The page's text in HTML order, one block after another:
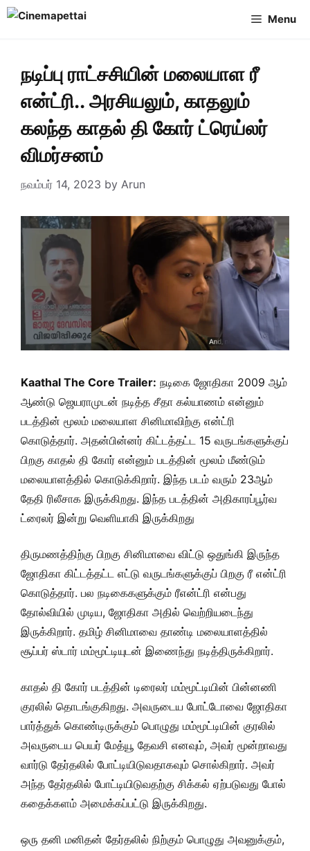
Skip
Menu
நடிப்பு ராட்சசியின் மலையாள ரீ
என்ட்ரி.. அரசியலும், காதலும்
கலந்த காதல் தி கோர் ட்ரெய்லர்
விமர்சனம்
நவம்பர் 14, 2023 by Arun
Kaathal The Core Trailer: நடிகை ஜோதிகா 2009 ஆம்
ஆண்டு ஜெயராமுடன் நடித்த சீதா கல்யாணம் என்னும்
படத்தின் மூலம் மலையாள சினிமாவிற்கு என்ட்ரி
கொடுத்தார். அதன்பின்னர் கிட்டத்தட்ட 15 வருடங்களுக்குப்
பிறகு காதல் தி கோர் என்னும் படத்தின் மூலம் மீண்டும்
மலையாளத்தில் கொடுக்கிறார். இந்த படம் வரும் 23ஆம்
தேதி ரிலீசாக இருக்கிறது. இந்த படத்தின் அதிகாரப்பூர்வ
ட்ரைலர் இன்று வெளியாகி இருக்கிறது
திருமணத்திற்கு பிறகு சினிமாவை விட்டு ஒதுங்கி இருந்த
ஜோதிகா கிட்டத்தட்ட எட்டு வருடங்களுக்குப் பிறகு ரீ என்ட்ரி
கொடுத்தார். பல நடிகைகளுக்கும் ரீஎன்ட்ரி என்பது
தோல்வியில் முடிய, ஜோதிகா அதில் வெற்றியடைந்து
இருக்கிறார். தமிழ் சினிமாவை தாண்டி மலையாளத்தில்
சூப்பர் ஸ்டார் மம்மூட்டியுடன் இணைந்து நடித்திருக்கிறார்.
காதல் தி கோர் படத்தின் டிரைலர் மம்மூட்டியின் பின்னணி
குரலில் தொடங்குகிறது. அவருடைய போட்டோவை ஜோதிகா
பார்த்துக் கொண்டிருக்கும் பொழுது மம்மூட்டியின் குரலில்
அவருடைய பெயர் மேத்யூ தேவசி எனவும், அவர் மூன்றாவது
வார்டு தேர்தலில் போட்டியிடுவதாகவும் சொல்கிறார். அவர்
அந்த தேர்தலில் போட்டியிடுவதற்கு சிக்கல் ஏற்படுவது போல்
கதைக்களம் அமைக்கப்பட்டு இருக்கிறது.
ஒரு தனி மனிதன் தேர்தலில் நிற்கும் பொழுது அவனுக்கும்,